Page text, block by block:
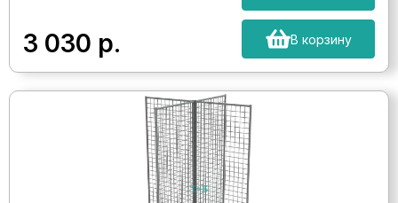
3 030 р. В корзину